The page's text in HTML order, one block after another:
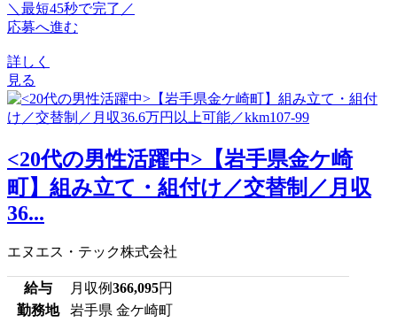
＼最短45秒で完了／
応募へ進む
詳しく
見る
<20代の男性活躍中>【岩手県金ケ崎
町】組み立て・組付け／交替制／月収
36...
エヌエス・テック株式会社
給与 月収例366,095円
勤務地
岩手県 金ケ崎町